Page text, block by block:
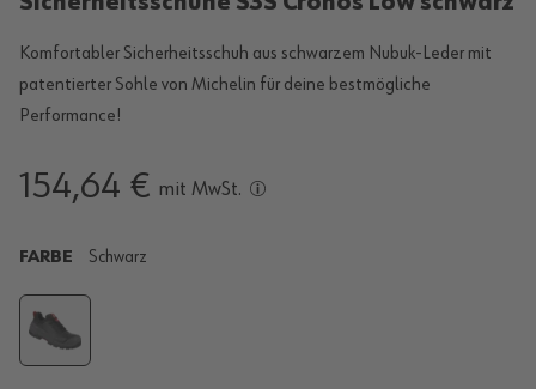
Komfortabler Sicherheitsschuh aus schwarzem Nubuk-Leder mit
patentierter Sohle von Michelin für deine bestmögliche
Performance!
154,64 € mit MwSt.
FARBE Schwarz